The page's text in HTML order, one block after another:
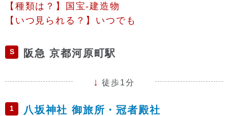
【種類は？】国宝-建造物
【いつ見られる？】いつでも
S 阪急 京都河原町駅
徒歩1分
1 八坂神社 御旅所・冠者殿社